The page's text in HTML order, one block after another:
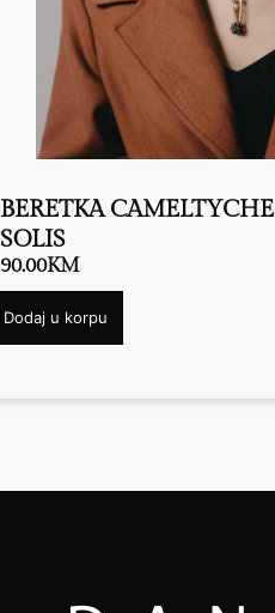
BERETKA CAMELTYCHE
SOLIS
90.00KM
Dodaj u korpu